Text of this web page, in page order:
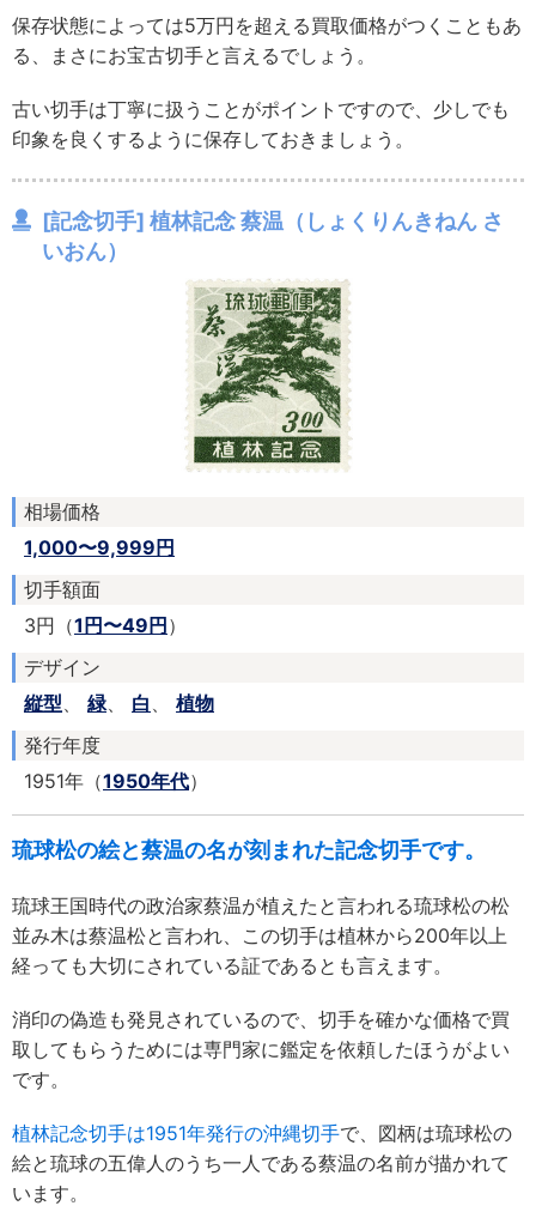
保存状態によっては5万円を超える買取価格がつくこともあ
る、まさにお宝古切手と言えるでしょう。
古い切手は丁寧に扱うことがポイントですので、少しでも
印象を良くするように保存しておきましょう。
[記念切手] 植林記念 蔡温（しょくりんきねん さ
いおん）
相場価格
1,000〜9,999円
切手額面
3円（1円〜49円）
デザイン
縦型
緑 白
植物
発行年度
1951年（1950年代）
琉球松の絵と蔡温の名が刻まれた記念切手です。
琉球王国時代の政治家蔡温が植えたと言われる琉球松の松
並み木は蔡温松と言われ、この切手は植林から200年以上
経っても大切にされている証であるとも言えます。
消印の偽造も発見されているので、切手を確かな価格で買
取してもらうためには専門家に鑑定を依頼したほうがよい
です。
植林記念切手は1951年発行の沖縄切手で、図柄は琉球松の
絵と琉球の五偉人のうち一人である蔡温の名前が描かれて
います。